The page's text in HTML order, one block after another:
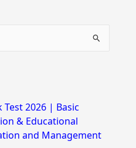
Test 2026 | Basic
& Educational
and Management